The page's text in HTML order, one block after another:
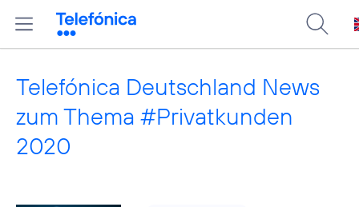
Telefónica Deutschland News
zum Thema #Privatkunden
2020